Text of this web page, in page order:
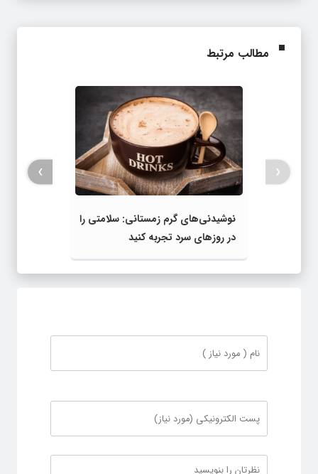
مطالب مرتبط
نوشیدنی‌های گرم زمستانی: سلامتی را
در روزهای سرد تجربه کنید
‹
›